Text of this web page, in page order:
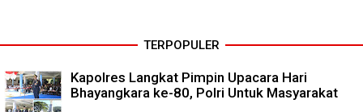
TERPOPULER
Kapolres Langkat Pimpin Upacara Hari
Bhayangkara ke-80, Polri Untuk Masyarakat